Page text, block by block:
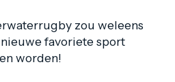
zou weleens
favoriete sport
worden!